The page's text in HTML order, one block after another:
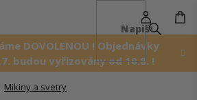
DOVOLENOU ! Objednávky
budou vyřizovány od 10.8. !
Mikiny a svetry